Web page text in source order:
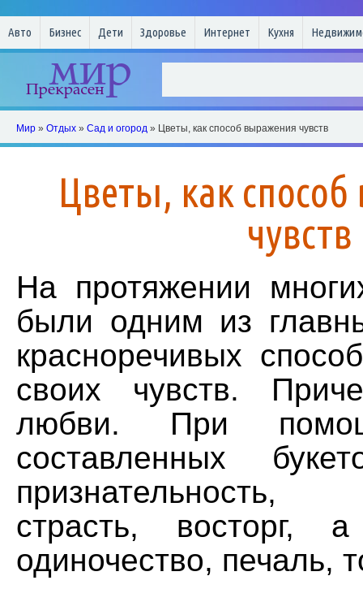
Авто Бизнес Дети Здоровье Интернет Кухня
Мир » Отдых » Сад и огород » Цветы, как способ выражения чувств
Цветы, как
чувств
На протяжении
были одним из
красноречивых
своих чувств.
любви. При
составленных
признательность,
страсть, восторг,
одиночество, печаль,